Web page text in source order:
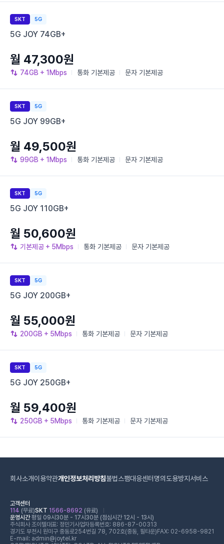
SKT 5G
5G JOY 74GB+
74GB + 1Mbps 통화 기본제공 문자 기본제공
월 47,300원
SKT 5G
5G JOY 99GB+
99GB + 1Mbps 통화 기본제공 문자 기본제공
월 49,500원
SKT 5G
5G JOY 110GB+
기본제공 + 5Mbps 통화 기본제공 문자 기본제공
월 50,600원
SKT 5G
5G JOY 200GB+
200GB + 5Mbps 통화 기본제공 문자 기본제공
월 55,000원
SKT 5G
5G JOY 250GB+
250GB + 5Mbps 통화 기본제공 문자 기본제공
월 59,400원
회사소개이용약관개인정보처리방침불법스팸대응센터 명의도용방지서비스
고객센터
114 (무료)SKT 1566-8692 (유료)
운영시간평일 09시30분 - 17시30분 (점심시간 12시 - 13시)
주식회사 조이텔대표: 정민기 사업자등록번호: 886-87-00313
경기도 부천시 원미구 중동로254번길 78, 702호(중동, 필타운) FAX: 02-6958-9821
E-mail: admin@joytel.kr